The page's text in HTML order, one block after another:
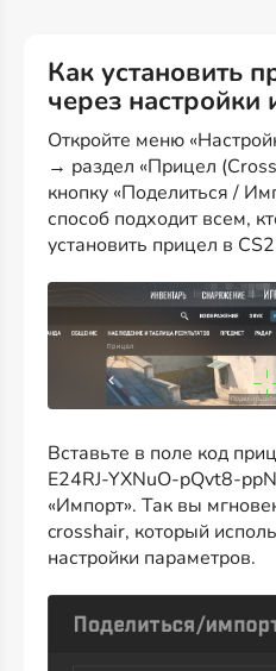
Как установить
через настройки
Откройте меню
→ раздел «Прицел
кнопку «Поделиться /
способ подходит всем,
установить прицел в
Вставьте в поле код
E24RJ-YXNuO-pQvt8-
«Импорт». Так вы
crosshair, который
настройки параметров.